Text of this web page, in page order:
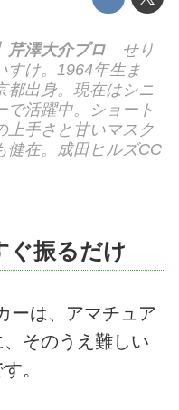
芹澤大介プロ せり
すけ。1964年生ま
都出身。現在はシニ
で活躍中。ショート
上手さと甘いマスク
健在。成田ヒルズCC
ぐ振るだけ
は、アマチュア
そのうえ難しい
。